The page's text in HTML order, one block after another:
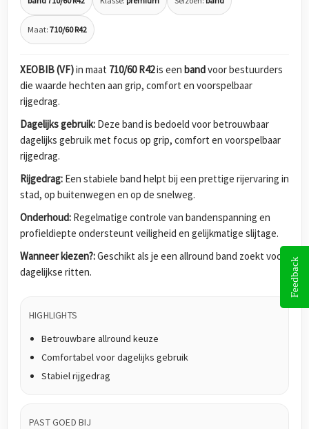
Maat: 710/60 R42
XEOBIB (VF)in maat 710/60 R42is een bandvoor bestuurders
die waarde hechten aan grip, comfort en voorspelbaar
rijgedrag.
Dagelijks gebruik: Deze band is bedoeld voor betrouwbaar
dagelijks gebruik met focus op grip, comfort en voorspelbaar
rijgedrag.
Rijgedrag: Een stabiele band helpt bij een prettige rijervaring in
stad, op buitenwegen en op de snelweg.
Onderhoud: Regelmatige controle van bandenspanning en
profieldiepte ondersteunt veiligheid en gelijkmatige slijtage.
Wanneer kiezen?:Geschikt als je een allround band zoekt voor
dagelijkse ritten.
HIGHLIGHTS
Betrouwbare allround keuze
Comfortabel voor dagelijks gebruik
Stabiel rijgedrag
PAST GOED BIJ
Feedback